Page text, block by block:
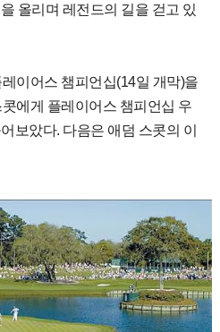
올리며 레전드의 길을 걷고 있
이어스 챔피언십(14일 개막)을
에게 플레이어스 챔피언십 우
보았다. 다음은 애덤 스콧의 이